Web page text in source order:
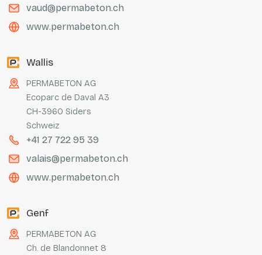
vaud@permabeton.ch
www.permabeton.ch
Wallis
PERMABETON AG
Ecoparc de Daval A3
CH-3960 Siders
Schweiz
+41 27 722 95 39
valais@permabeton.ch
www.permabeton.ch
Genf
PERMABETON AG
Ch. de Blandonnet 8